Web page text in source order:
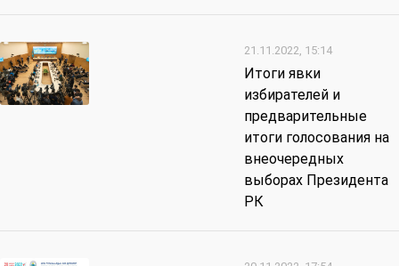
21.11.2022, 15:14
Итоги явки
избирателей и
предварительные
итоги голосования на
внеочередных
выборах Президента
РК